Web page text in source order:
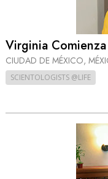
Virginia
CIUDAD DE MÉXICO,
SCIENTOLOGISTS @LIFE